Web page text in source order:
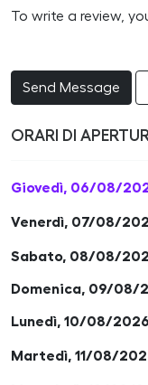
To write a review,
Send Message
ORARI DI
Giovedì, 06/08/
Venerdì, 07/08/
Sabato, 08/08/
Domenica, 09/08/
Lunedì, 10/08/
Martedì, 11/08/